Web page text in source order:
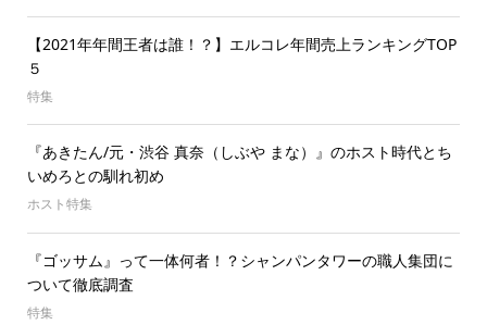
【2021年年間王者は誰！？】エルコレ年間売上ランキングTOP
５
特集
『あきたん/元・渋谷 真奈（しぶや まな）』のホスト時代とち
いめろとの馴れ初め
ホスト特集
『ゴッサム』って一体何者！？シャンパンタワーの職人集団に
ついて徹底調査
特集